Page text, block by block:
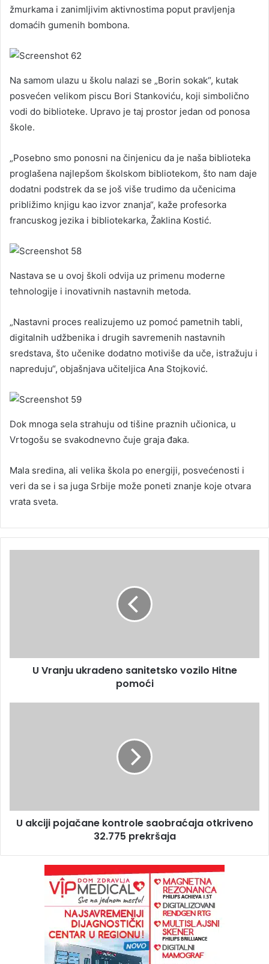
žmurkama i zanimljivim aktivnostima poput pravljenja
domaćih gumenih bombona.
Na samom ulazu u školu nalazi se „Borin sokak“, kutak
posvećen velikom piscu Bori Stankoviću, koji simbolično
vodi do biblioteke. Upravo je taj prostor jedan od ponosa
škole.
„Posebno smo ponosni na činjenicu da je naša biblioteka
proglašena najlepšom školskom bibliotekom, što nam daje
dodatni podstrek da se još više trudimo da učenicima
približimo knjigu kao izvor znanja“, kaže profesorka
francuskog jezika i bibliotekarka, Žaklina Kostić.
Nastava se u ovoj školi odvija uz primenu moderne
tehnologije i inovativnih nastavnih metoda.
„Nastavni proces realizujemo uz pomoć pametnih tabli,
digitalnih udžbenika i drugih savremenih nastavnih
sredstava, što učenike dodatno motiviše da uče, istražuju i
napreduju“, objašnjava učiteljica Ana Stojković.
Dok mnoga sela strahuju od tišine praznih učionica, u
Vrtogošu se svakodnevno čuje graja đaka.
Mala sredina, ali velika škola po energiji, posvećenosti i
veri da se i sa juga Srbije može poneti znanje koje otvara
vrata sveta.
U Vranju ukradeno sanitetsko vozilo Hitne
pomoći
U akciji pojačane kontrole saobraćaja otkriveno
32.775 prekršaja